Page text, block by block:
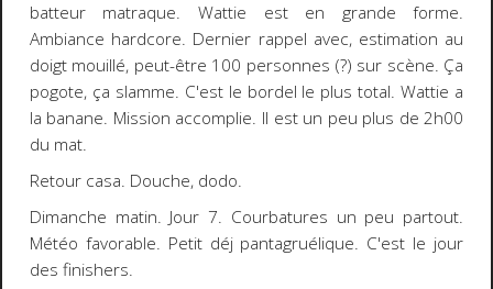
batteur matraque. Wattie est en grande forme.
Ambiance hardcore. Dernier rappel avec, estimation au
doigt mouillé, peut-être 100 personnes (?) sur scène. Ça
pogote, ça slamme. C'est le bordel le plus total. Wattie a
la banane. Mission accomplie. Il est un peu plus de 2h00
du mat.
Retour casa. Douche, dodo.
Dimanche matin. Jour 7. Courbatures un peu partout.
Météo favorable. Petit déj pantagruélique. C'est le jour
des finishers.